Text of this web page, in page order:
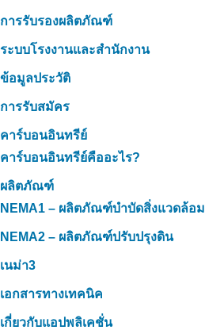
การรับรองผลิตภัณฑ์
ระบบโรงงานและสำนักงาน
ข้อมูลประวัติ
การรับสมัคร
คาร์บอนอินทรีย์
คาร์บอนอินทรีย์คืออะไร?
ผลิตภัณฑ์
NEMA1 – ผลิตภัณฑ์บำบัดสิ่งแวดล้อม
NEMA2 – ผลิตภัณฑ์ปรับปรุงดิน
เนม่า3
เอกสารทางเทคนิค
เกี่ยวกับแอปพลิเคชั่น